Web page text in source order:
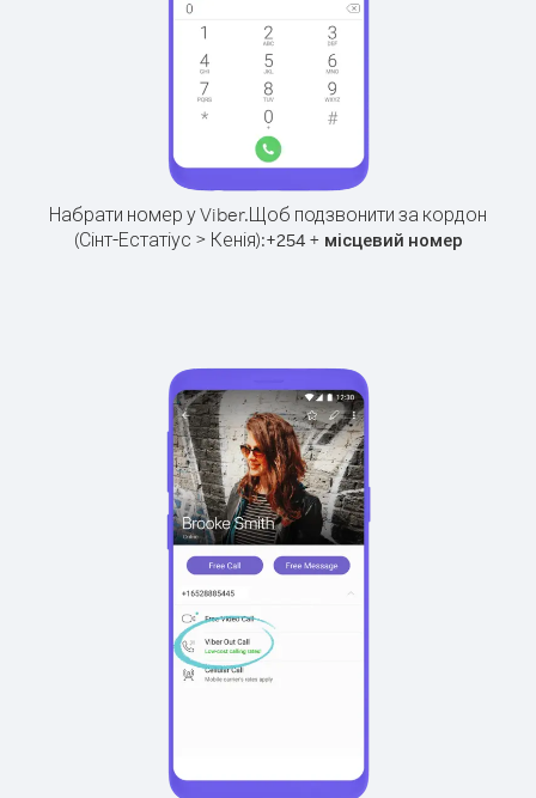
Набрати номер у Viber.Щоб подзвонити за кордон
(Сінт-Естатіус > Кенія):+254+ місцевий номер